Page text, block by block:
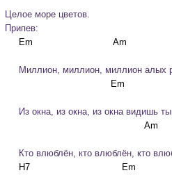
Целое море цветов.
Припев:
Миллион, миллион, миллион алых
Из окна, из окна, из окна видишь
Кто влюблён, кто влюблён, кто